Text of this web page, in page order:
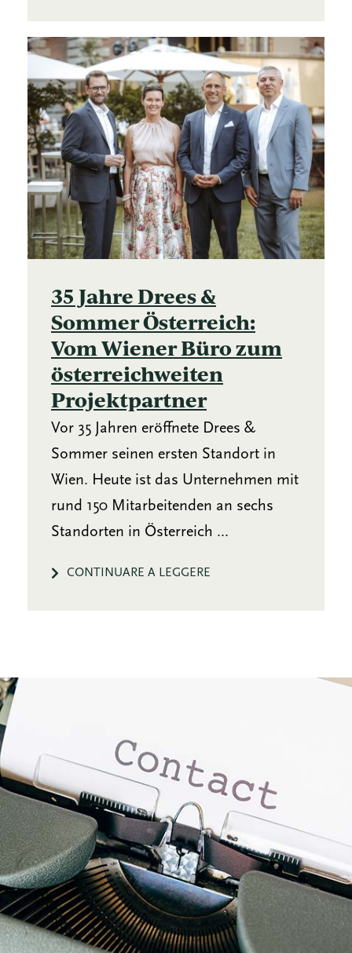
35 Jahre Drees &
Sommer Österreich:
Vom Wiener Büro zum
österreichweiten
Projektpartner
Vor 35 Jahren eröffnete Drees &
Sommer seinen ersten Standort in
Wien. Heute ist das Unternehmen mit
rund 150 Mitarbeitenden an sechs
Standorten in Österreich ...
CONTINUARE A LEGGERE